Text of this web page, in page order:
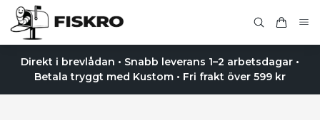
Direkt i brevlådan • Snabb leverans 1–2 arbetsdagar •
Betala tryggt med Kustom • Fri frakt över 599 kr